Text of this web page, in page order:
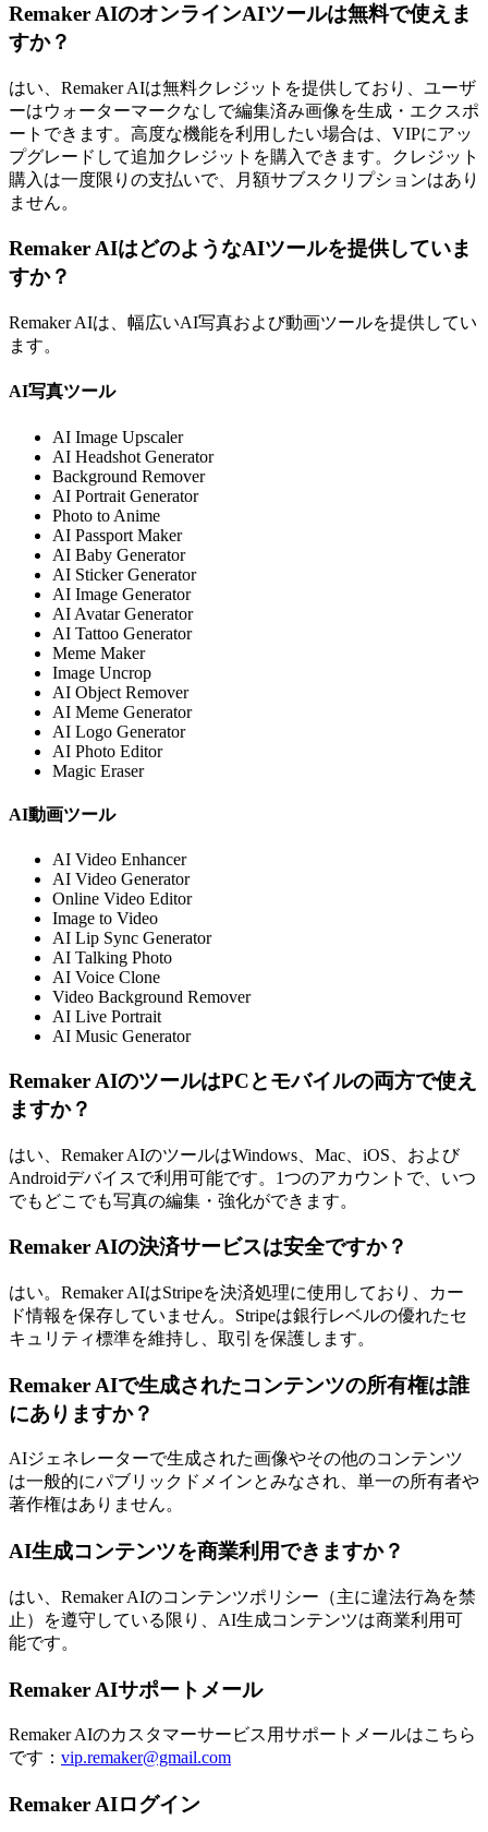
Remaker AIのオンラインAIツールは無料で使えま
すか？
はい、Remaker AIは無料クレジットを提供しており、ユーザ
ーはウォーターマークなしで編集済み画像を生成・エクスポ
ートできます。高度な機能を利用したい場合は、VIPにアッ
プグレードして追加クレジットを購入できます。クレジット
購入は一度限りの支払いで、月額サブスクリプションはあり
ません。
Remaker AIはどのようなAIツールを提供していま
すか？
Remaker AIは、幅広いAI写真および動画ツールを提供してい
ます。
AI写真ツール
AI Image Upscaler
AI Headshot Generator
Background Remover
AI Portrait Generator
Photo to Anime
AI Passport Maker
AI Baby Generator
AI Sticker Generator
AI Image Generator
AI Avatar Generator
AI Tattoo Generator
Meme Maker
Image Uncrop
AI Object Remover
AI Meme Generator
AI Logo Generator
AI Photo Editor
Magic Eraser
AI動画ツール
AI Video Enhancer
AI Video Generator
Online Video Editor
Image to Video
AI Lip Sync Generator
AI Talking Photo
AI Voice Clone
Video Background Remover
AI Live Portrait
AI Music Generator
Remaker AIのツールはPCとモバイルの両方で使え
ますか？
はい、Remaker AIのツールはWindows、Mac、iOS、および
Androidデバイスで利用可能です。1つのアカウントで、いつ
でもどこでも写真の編集・強化ができます。
Remaker AIの決済サービスは安全ですか？
はい。Remaker AIはStripeを決済処理に使用しており、カー
ド情報を保存していません。Stripeは銀行レベルの優れたセ
キュリティ標準を維持し、取引を保護します。
Remaker AIで生成されたコンテンツの所有権は誰
にありますか？
AIジェネレーターで生成された画像やその他のコンテンツ
は一般的にパブリックドメインとみなされ、単一の所有者や
著作権はありません。
AI生成コンテンツを商業利用できますか？
はい、Remaker AIのコンテンツポリシー（主に違法行為を禁
止）を遵守している限り、AI生成コンテンツは商業利用可
能です。
Remaker AIサポートメール
Remaker AIのカスタマーサービス用サポートメールはこちら
です： vip.remaker@gmail.com
Remaker AIログイン